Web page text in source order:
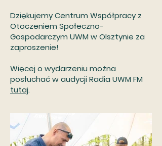
Dziękujemy Centrum Współpracy z
Otoczeniem Społeczno-
Gospodarczym UWM w Olsztynie za
zaproszenie!
Więcej o wydarzeniu można
posłuchać w audycji Radia UWM FM
tutaj.